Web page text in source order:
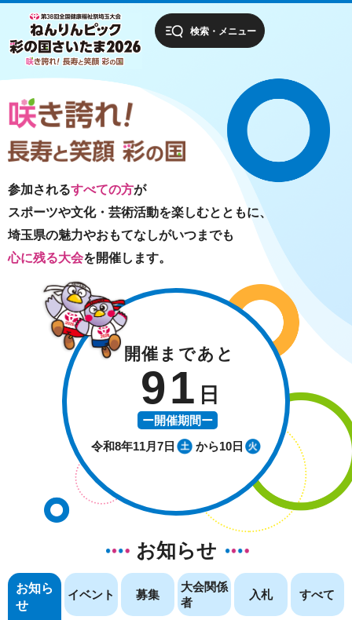
第38回全国健康
福祉祭埼玉大会
ねんりんピッ
ク 彩の国さい
たま2026 咲き
誇れ！長寿と笑
検索・メニュー
参加されるすべての方が
スポーツや文化・芸術活動を楽しむとともに、
埼玉県の魅力やおもてなしがいつまでも
心に残る大会を開催します。
開催まであと
91 日
ー開催期間ー
令和8年11月7日
から10日
お知らせ
お知ら
せ
イベント 募集
大会関係
者
入札 すべて